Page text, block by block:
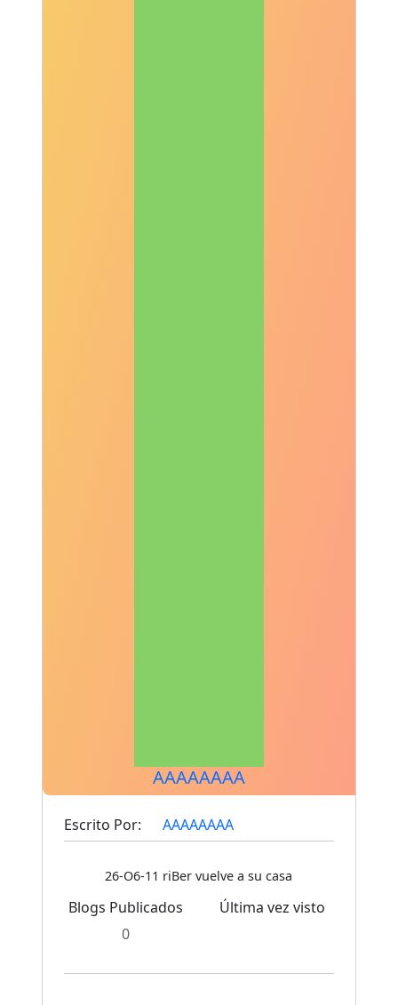
AAAAAAAA
Escrito Por: AAAAAAAA
26-O6-11 riBer vuelve a su casa
Blogs Publicados
0
Última vez visto